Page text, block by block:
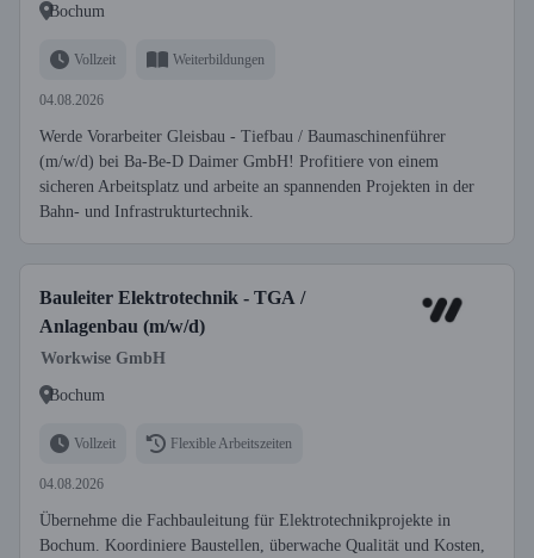
Bochum
Vollzeit Weiterbildungen
04.08.2026
Werde Vorarbeiter Gleisbau - Tiefbau / Baumaschinenführer
(m/w/d) bei Ba-Be-D Daimer GmbH! Profitiere von einem
sicheren Arbeitsplatz und arbeite an spannenden Projekten in der
Bahn- und Infrastrukturtechnik.
Bauleiter Elektrotechnik - TGA /
Anlagenbau (m/w/d)
Workwise GmbH
Bochum
Vollzeit Flexible Arbeitszeiten
04.08.2026
Übernehme die Fachbauleitung für Elektrotechnikprojekte in
Bochum. Koordiniere Baustellen, überwache Qualität und Kosten,